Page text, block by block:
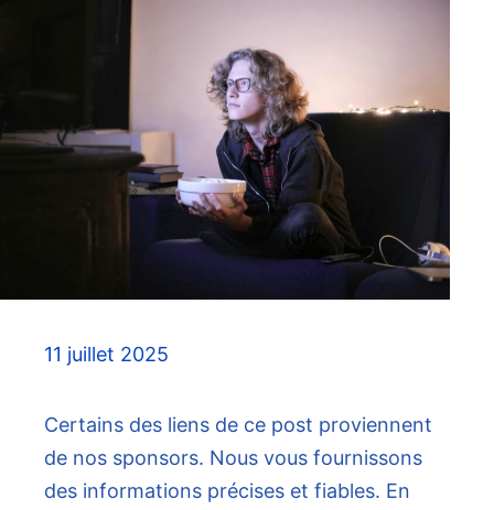
11 juillet 2025
Certains des liens de ce post proviennent
de nos sponsors. Nous vous fournissons
des informations précises et fiables. En